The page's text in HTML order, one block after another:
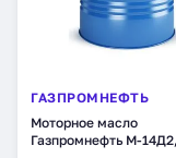
ГАЗПРОМНЕФТЬ
Моторное масло
Газпромнефть М-14Д2,